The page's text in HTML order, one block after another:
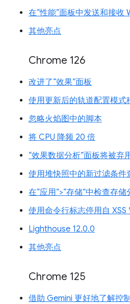
在“性能”面板中发送和接收
其他亮点
Chrome 126
改进了“效果”面板
使用更新后的轨道配置模式
忽略火焰图中的脚本
将 CPU 降频 20 倍
“效果数据分析”面板将被弃
使用堆快照中的新过滤条
在“应用”>“存储”中检查存储
使用命令行标志停用自 XSS
Lighthouse 12.0.0
其他亮点
Chrome 125
借助 Gemini 更好地了解控